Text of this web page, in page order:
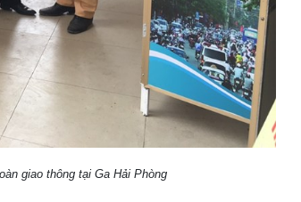
giao thông tại Ga Hải Phòng